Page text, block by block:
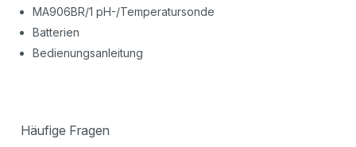
MA906BR/1 pH-/Temperatursonde
Batterien
Bedienungsanleitung
Häufige Fragen